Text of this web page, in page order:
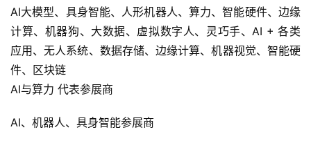
AI大模型、具身智能、人形机器人、算力、智能硬件、边缘
计算、机器狗、大数据、虚拟数字人、灵巧手、AI + 各类
应用、无人系统、数据存储、边缘计算、机器视觉、智能硬
件、区块链
AI与算力 代表参展商
AI、机器人、具身智能参展商